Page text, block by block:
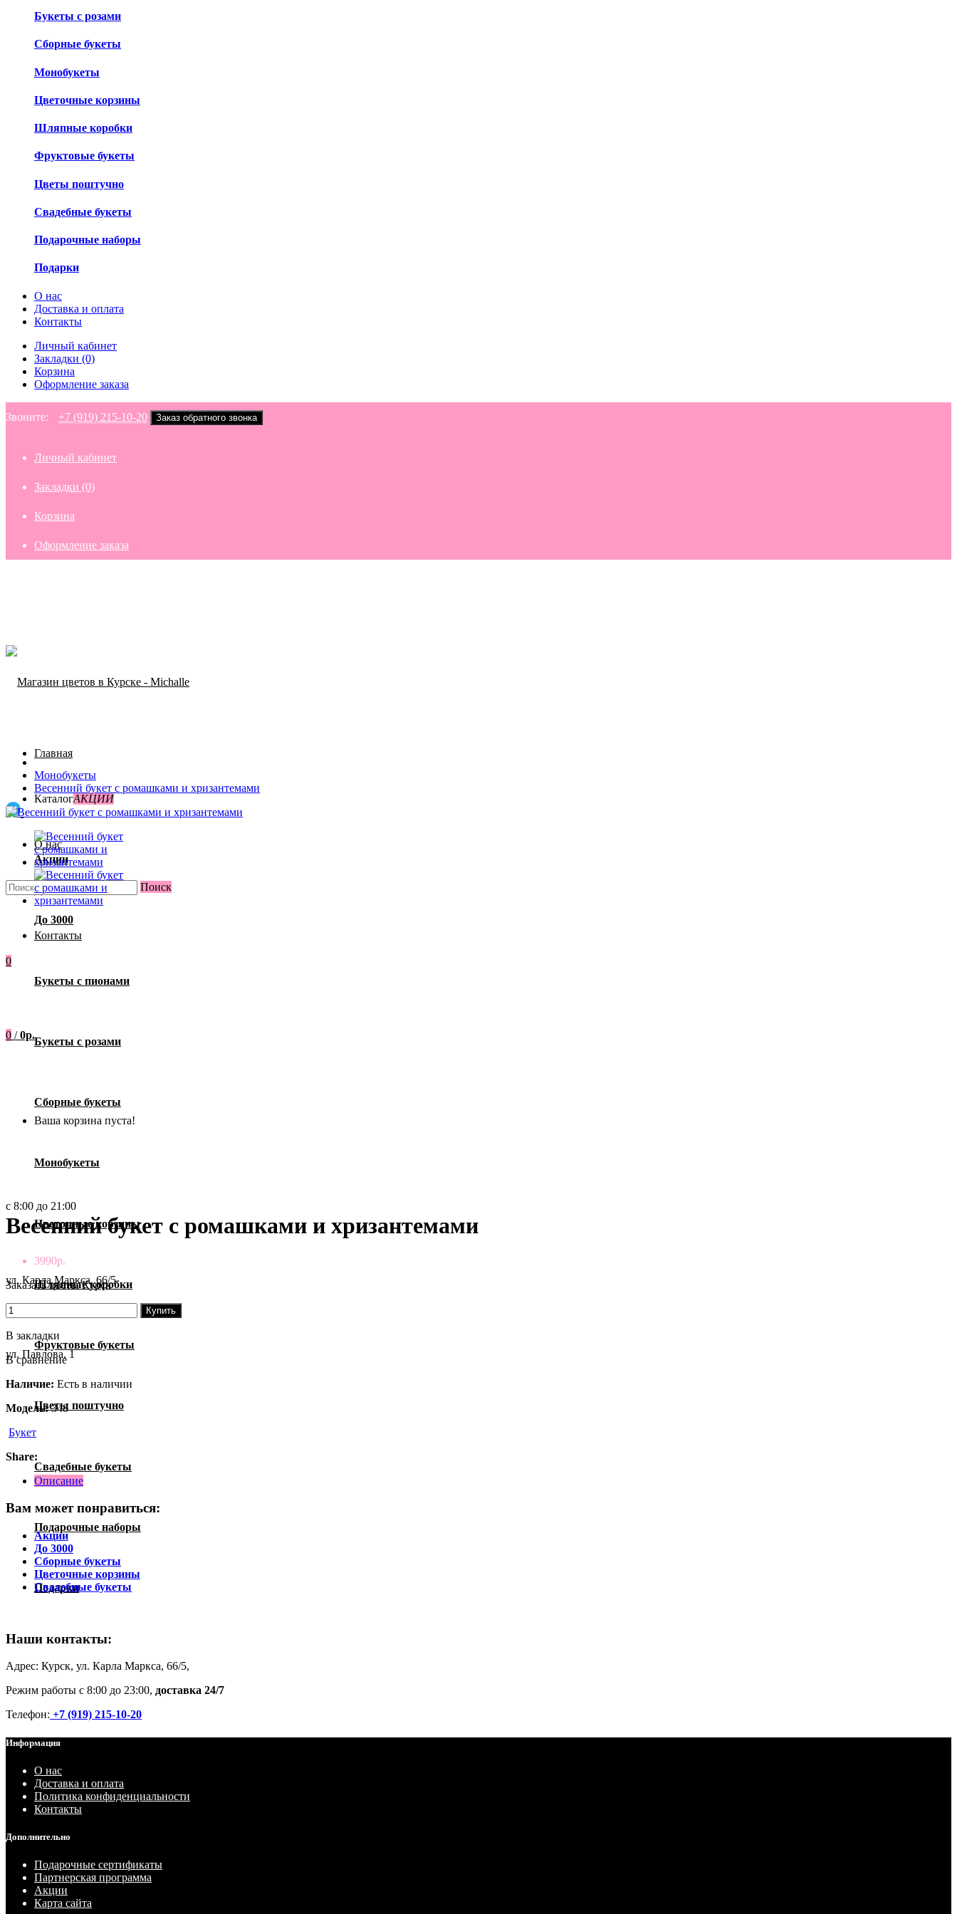
Букеты с розами
Сборные букеты
Монобукеты
Цветочные корзины
Шляпные коробки
Фруктовые букеты
Цветы поштучно
Свадебные букеты
Подарочные наборы
Подарки
О нас
Доставка и оплата
Контакты
Личный кабинет
Закладки (0)
Корзина
Оформление заказа
Звоните: +7 (919) 215-10-20 Заказ обратного звонка
Личный кабинет
Закладки (0)
Корзина
Оформление заказа
Главная
КаталогАКЦИИ
Акции
До 3000
Букеты с пионами
Букеты с розами
Сборные букеты
Монобукеты
Цветочные корзины
Шляпные коробки
Фруктовые букеты
Цветы поштучно
Свадебные букеты
Подарочные наборы
Подарки
О нас
Доставка и оплата
Контакты
Поиск
0
0 / 0р.
Ваша корзина пуста!
с 8:00 до 21:00
ул. Карла Маркса, 66/5
ул. Павлова, 1
Монобукеты
Весенний букет с ромашками и хризантемами
Весенний букет с ромашками и хризантемами
3990р.
Заказать цветы Курск
Купить
В закладки
В сравнение
Наличие: Есть в наличии
Модель:348
Букет
Share:
Описание
Вам может понравиться:
Акции
До 3000
Сборные букеты
Цветочные корзины
Свадебные букеты
Наши контакты:
Адрес: Курск, ул. Карла Маркса, 66/5,
Режим работы с 8:00 до 23:00, доставка 24/7
Телефон: +7 (919) 215-10-20
Информация
О нас
Доставка и оплата
Политика конфиденциальности
Контакты
Дополнительно
Подарочные сертификаты
Партнерская программа
Акции
Карта сайта